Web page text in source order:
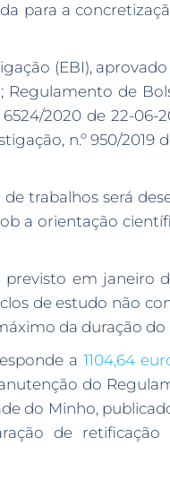
para a
(EBI),
Regulamento de
6524/2020 de 22-
n.º 950/2019
de trabalhos será
a orientação
em janeiro
de estudo não
da duração
a1104,64
do
Minho, publicado
de retificação